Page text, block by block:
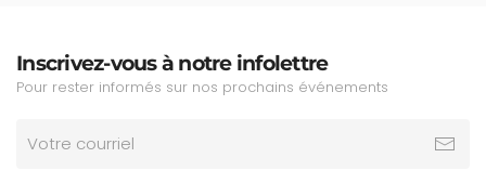
Inscrivez-vous à notre infolettre
Pour rester informés sur nos prochains événements